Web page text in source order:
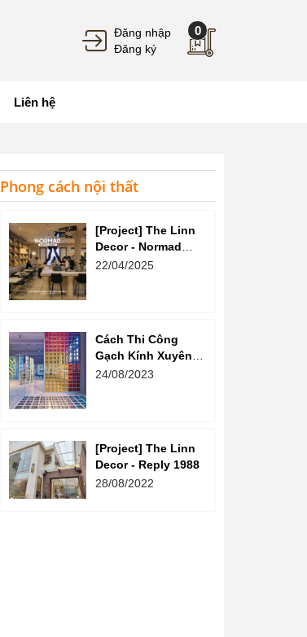
Đăng nhập
Đăng ký
0
Liên hệ
Phong cách nội thất
[Project] The Linn
Decor - Normad
Coffee
22/04/2025
Cách Thi Công
Gạch Kính Xuyên
Sáng - The Linn
24/08/2023
[Project] The Linn
Decor - Reply 1988
28/08/2022